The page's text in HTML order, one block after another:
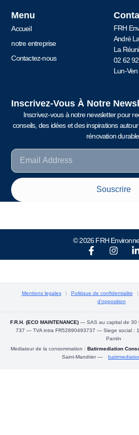
Menu
Accueil
notre entreprise
Contactez-nous
FRH
André
La
02 62
Lun-
Inscrivez-Vous À Notre
Inscrivez-vous à notre newsletter pour
conseils, des idées et des inspirations
rénovation durable.
Souscrire
© 2026 FRH
Mentions legales | Politique de confidentialite |
d'opposition
F.R.H. (ECO MAINTENANCE)— SAS au capital de 30
737 — TVA intra FR52890493737 — Siege social :
Pantin
Mediateur de la consommation : Batirmediation
Saint-Mandrier —